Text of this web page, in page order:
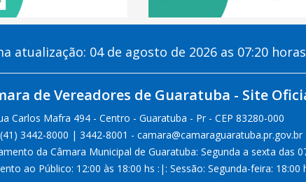
atualização: 04 de agosto de 2026 as 07:20 horas
de Vereadores de Guaratuba - Site
Carlos Mafra 494 - Centro - Guaratuba - Pr - CEP 83280-000
3442-8000 | 3442-8001 - camara@camaraguaratuba.pr.gov.br
da Câmara Municipal de Guaratuba: Segunda a sexta das
ao Público: 12:00 às 18:00 hs :|: Sessão: Segunda-feira: 18:00